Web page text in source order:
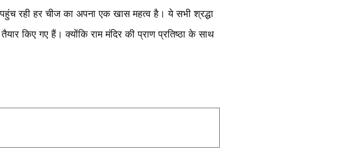
रही हर चीज का अपना एक खास महत्व है। ये सभी श्रद्धा
किए गए हैं। क्योंकि राम मंदिर की प्राण प्रतिष्ठा के साथ